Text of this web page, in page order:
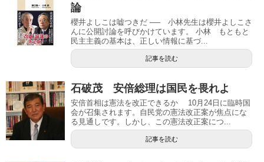
論
櫻井よしこは嘘つきだ ── 小林先生は櫻井よしこさ
んに公開討論を呼びかけています。 小林 もともと
民主主義の基本は、正しい情報に基づ...
記事を読む
石破茂 安倍総理は国民を畏れよ
安倍首相は憲法を改正できるか 10月24日に臨時国
会が召集されます。自民党の憲法改正案が焦点にな
る見通しです。しかし、この憲法改正案につ...
記事を読む